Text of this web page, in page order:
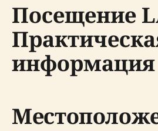
Посещение
информация